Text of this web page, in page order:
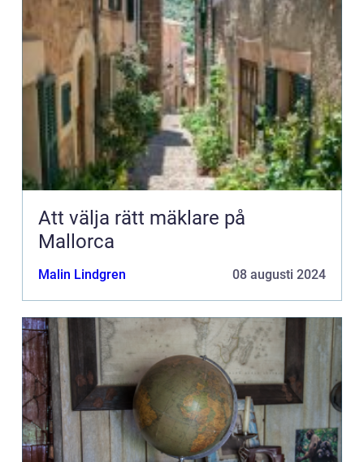
Att välja rätt mäklare på
Mallorca
Malin Lindgren 08 augusti 2024